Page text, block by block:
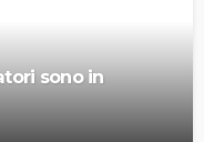
sono in